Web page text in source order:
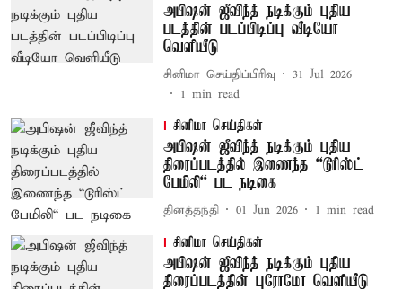
அபிஷன் ஜீவிந்த் நடிக்கும் புதிய
படத்தின் படப்பிடிப்பு வீடியோ
வெளியீடு
சினிமா செய்திப்பிரிவு
31 Jul 2026
1 min read
சினிமா செய்திகள்
அபிஷன் ஜீவிந்த் நடிக்கும் புதிய
திரைப்படத்தில் இணைந்த “டூரிஸ்ட்
பேமிலி“ பட நடிகை
தினத்தந்தி 01 Jun 2026 1 min read
சினிமா செய்திகள்
அபிஷன் ஜீவிந்த் நடிக்கும் புதிய
திரைப்படத்தின் புரோமோ வெளியீடு